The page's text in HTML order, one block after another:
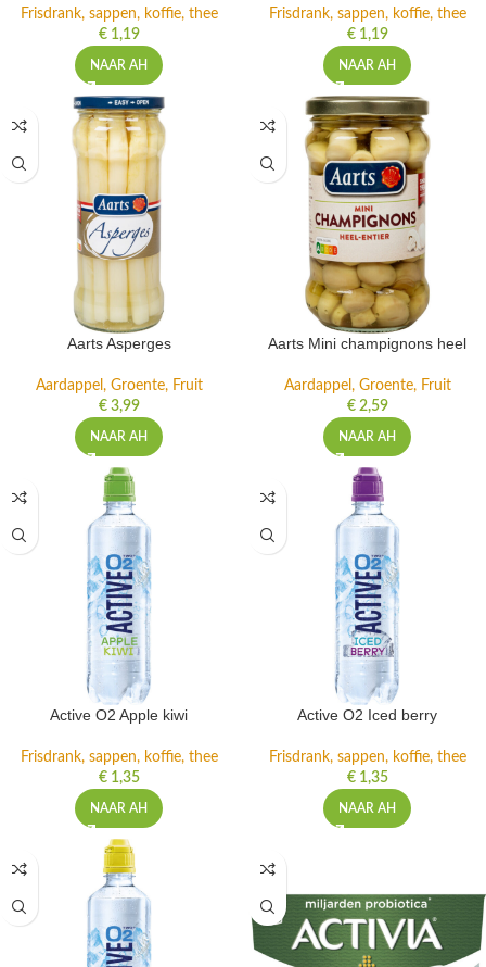
Frisdrank, sappen, koffie, thee
€1,19
NAAR AH
Frisdrank, sappen, koffie, thee
€1,19
NAAR AH
Aarts Asperges
Aardappel, Groente, Fruit
€3,99
NAAR AH
Aarts Mini champignons heel
Aardappel, Groente, Fruit
€2,59
NAAR AH
Active O2 Apple kiwi
Frisdrank, sappen, koffie, thee
€1,35
NAAR AH
Active O2 Iced berry
Frisdrank, sappen, koffie, thee
€1,35
NAAR AH